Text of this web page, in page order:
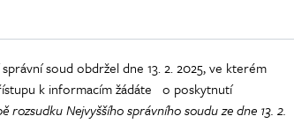
soud obdržel dne 13. 2. 2025, ve kterém
k informacím žádáte o poskytnutí
Nejvyššího správního soudu ze dne 13. 2.